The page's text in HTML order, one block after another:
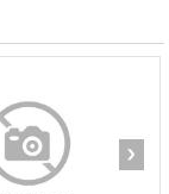
›